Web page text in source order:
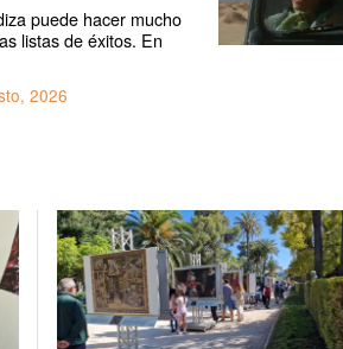
puede hacer mucho
listas de éxitos. En
2026